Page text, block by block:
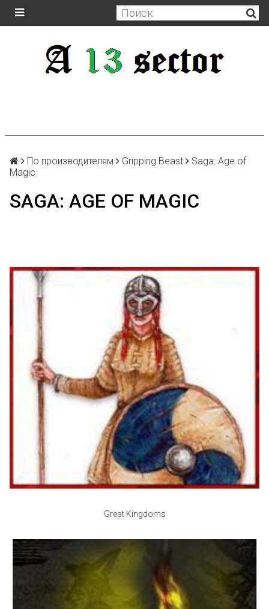
По производителям Gripping Beast
Saga: Age of
Magic
SAGA: AGE OF MAGIC
Great Kingdoms